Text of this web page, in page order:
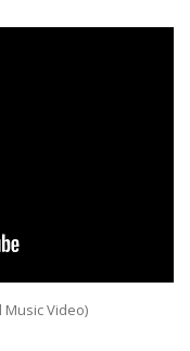
Video)